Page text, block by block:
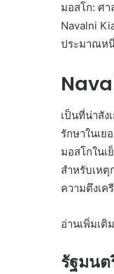
มอสโก: ศ
Navalni
ประมาณห
เป็นที่น่าสัง
รักษาในเย
มอสโกในเ
สำหรับเห
ความตึงเค
อ่านเพิ่มเติ
รัฐมนต